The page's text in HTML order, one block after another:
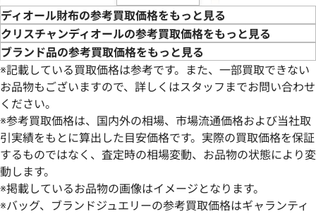
ディオール オブリーク 財布 キャンバス
参考買取価格
ディオール トロ
参考買取価格
ディオール財布の参考買取価格をもっと見る
クリスチャンディオールの参考買取価格をもっと見る
ブランド品の参考買取価格をもっと見る
※記載している買取価格は参考です。また、一部買取できない
お品物もございますので、詳しくはスタッフまでお問い合わせ
ください。
※参考買取価格は、国内外の相場、市場流通価格および当社取
引実績をもとに算出した目安価格です。実際の買取価格を保証
するものではなく、査定時の相場変動、お品物の状態により変
動します。
※掲載しているお品物の画像はイメージとなります。
※バッグ、ブランドジュエリーの参考買取価格はギャランティ